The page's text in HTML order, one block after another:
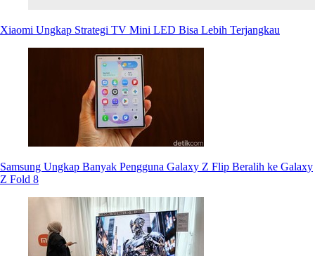
Xiaomi Ungkap Strategi TV Mini LED Bisa Lebih Terjangkau
Samsung Ungkap Banyak Pengguna Galaxy Z Flip Beralih ke Galaxy
Z Fold 8